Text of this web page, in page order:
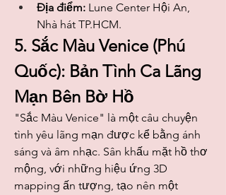
Địa điểm: Lune Center Hội An,
Nhà hát TP.HCM.
5. Sắc Màu Venice (Phú
Quốc): Bản Tình Ca Lãng
Mạn Bên Bờ Hồ
"Sắc Màu Venice" là một câu chuyện
tình yêu lãng mạn được kể bằng ánh
sáng và âm nhạc. Sân khấu mặt hồ thơ
mộng, với những hiệu ứng 3D
mapping ấn tượng, tạo nên một